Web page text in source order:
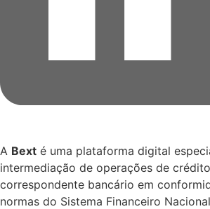
A Bext é uma plataforma digital
intermediação de operações de
correspondente bancário em
normas do Sistema Financeiro